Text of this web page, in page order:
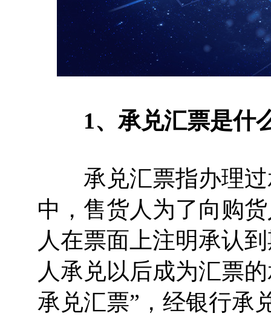
1、承兑汇票是什
承兑汇票指办理过
中，售货人为了向购
人在票面上注明承认
人承兑以后成为汇票
承兑汇票”，经银行承